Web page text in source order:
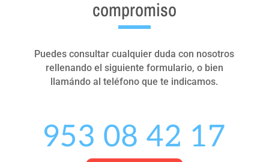
compromiso
Puedes consultar cualquier duda con nosotros
rellenando el siguiente formulario, o bien
llamándo al teléfono que te indicamos.
953 08 42 17